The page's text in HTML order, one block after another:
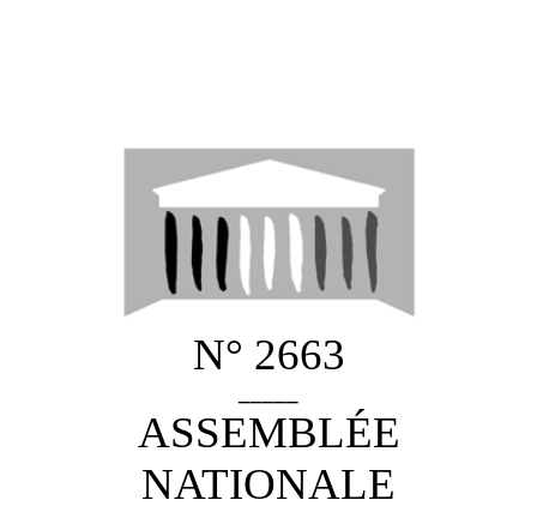
N° 2663
ASSEMBLÉE
NATIONALE